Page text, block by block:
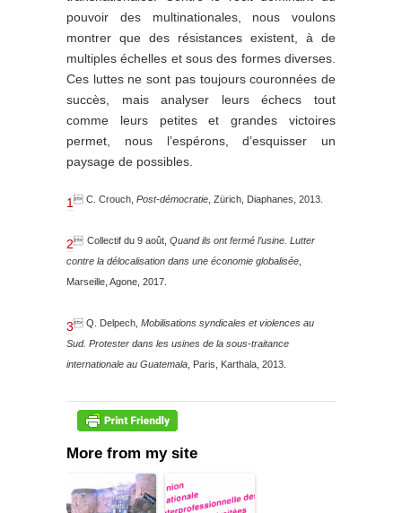
pouvoir des multinationales, nous voulons
montrer que des résistances existent, à de
multiples échelles et sous des formes diverses.
Ces luttes ne sont pas toujours couronnées de
succès, mais analyser leurs échecs tout
comme leurs petites et grandes victoires
permet, nous l’espérons, d’esquisser un
paysage de possibles.
1  C. Crouch Post-démocratie , Zürich, Diaphanes, 2013.
2 Collectif du 9 août Quand ils ont fermé l’usine. Lutter
contre la délocalisation dans une économie globalisée
Marseille, Agone, 2017.
3 Q. Delpech Mobilisations syndicales et violences au
Sud. Protester dans les usines de la sous-traitance
internationale au Guatemala , Paris, Karthala, 2013.
More from my site